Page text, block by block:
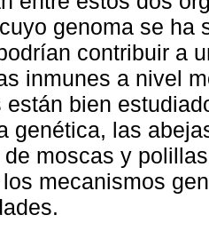
genoma se ha
contribuir a
inmunes a nivel
están bien
genética, las
moscas y
mecanismos